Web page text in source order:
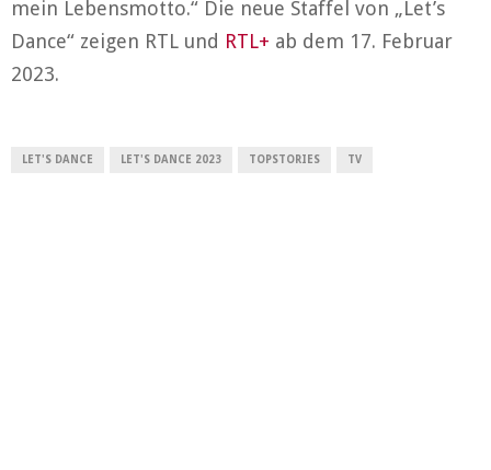
mein Lebensmotto.“ Die neue Staffel von „Let’s
Dance“ zeigen RTL und RTL+ ab dem 17. Februar
2023.
LET'S DANCE LET'S DANCE 2023 TOPSTORIES TV